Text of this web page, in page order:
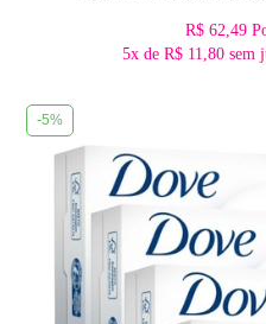
R$ 62,49
5x de R$ 11,80 sem
-5%